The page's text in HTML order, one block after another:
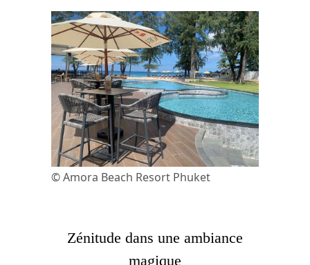
© Amora Beach Resort Phuket
Zénitude dans une ambiance
magique